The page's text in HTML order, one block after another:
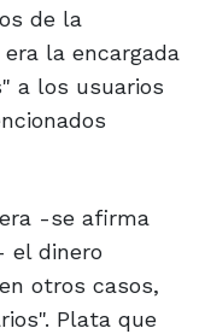
de la
la encargada
a los usuarios
-se afirma
el dinero
otros casos,
Plata que